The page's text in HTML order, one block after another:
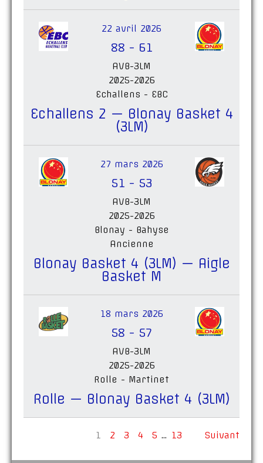
22 avril 2026
88 - 61
AVB-3LM
2025-2026
Echallens - EBC
Echallens 2 — Blonay Basket 4
(3LM)
27 mars 2026
51 - 53
AVB-3LM
2025-2026
Blonay - Bahyse
Ancienne
Blonay Basket 4 (3LM) — Aigle
Basket M
18 mars 2026
58 - 57
AVB-3LM
2025-2026
Rolle - Martinet
Rolle — Blonay Basket 4 (3LM)
1 2 3 4 5 … 13 Suivant